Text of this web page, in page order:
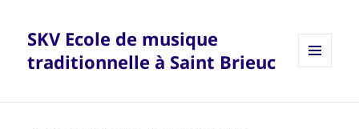
SKV Ecole de musique
traditionnelle à Saint Brieuc